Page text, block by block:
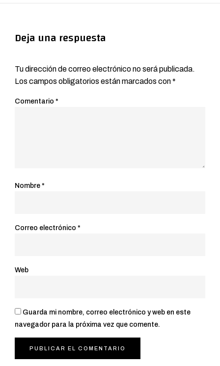
Deja una respuesta
Tu dirección de correo electrónico no será publicada.
Los campos obligatorios están marcados con*
Comentario *
Nombre *
Correo electrónico *
Web
Guarda mi nombre, correo electrónico y web en este
navegador para la próxima vez que comente.